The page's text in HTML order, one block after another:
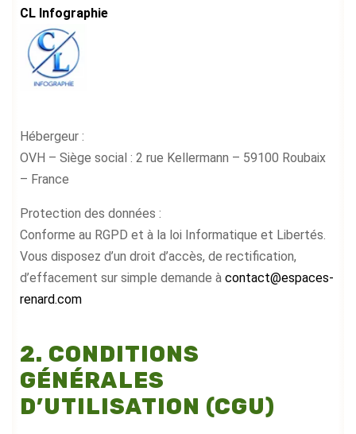
CL Infographie
Hébergeur :
OVH – Siège social : 2 rue Kellermann – 59100 Roubaix
– France
Protection des données :
Conforme au RGPD et à la loi Informatique et Libertés.
Vous disposez d’un droit d’accès, de rectification,
d’effacement sur simple demande à contact@espaces-
renard.com
2. CONDITIONS
GÉNÉRALES
D’UTILISATION (CGU)